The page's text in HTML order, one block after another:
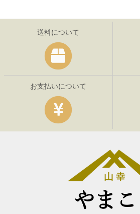
送料について
お支払いについて